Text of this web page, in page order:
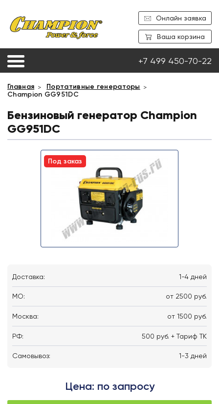
Онлайн заявка
Ваша корзина
+7 499 450-70-22
Главная
Портативные генераторы
Champion GG951DC
Бензиновый генератор Champion
GG951DC
Под заказ
Доставка: 1-4 дней
MO: от 2500 руб.
Москва: от 1500 руб.
РФ: 500 руб. + Тариф ТК
Самовывоз: 1-3 дней
Цена: по запросу